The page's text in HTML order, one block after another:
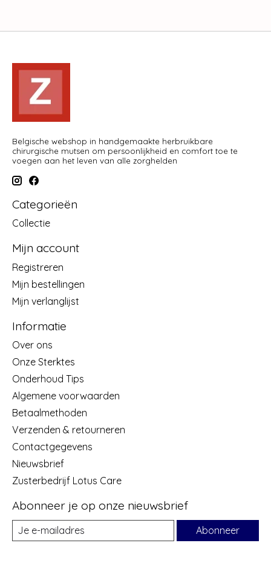
Belgische webshop in handgemaakte herbruikbare
chirurgische mutsen om persoonlijkheid en comfort toe te
voegen aan het leven van alle zorghelden
Categorieën
Collectie
Mijn account
Registreren
Mijn bestellingen
Mijn verlanglijst
Informatie
Over ons
Onze Sterktes
Onderhoud Tips
Algemene voorwaarden
Betaalmethoden
Verzenden & retourneren
Contactgegevens
Nieuwsbrief
Zusterbedrijf Lotus Care
Abonneer je op onze nieuwsbrief
Abonneer